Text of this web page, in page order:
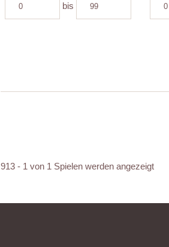
bis
913 - 1 von 1 Spielen werden angezeigt